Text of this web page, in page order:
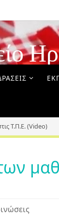
Τ.Π.Ε. (Video)